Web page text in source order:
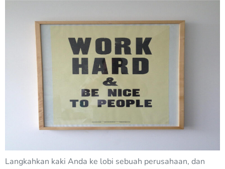
Langkahkan kaki Anda ke lobi sebuah perusahaan, dan